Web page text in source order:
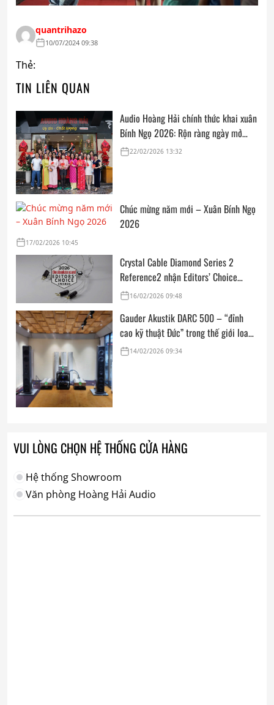
quantrihazo
10/07/2024 09:38
Thẻ:
TIN LIÊN QUAN
Audio Hoàng Hải chính thức khai xuân
Bính Ngọ 2026: Rộn ràng ngày mở
cửa, trọn vẹn lời chúc đầu năm
22/02/2026 13:32
Chúc mừng năm mới – Xuân Bính Ngọ
2026
17/02/2026 10:45
Crystal Cable Diamond Series 2
Reference2 nhận Editors’ Choice
Award: Dedicated Audio 2026 từ The
16/02/2026 09:48
Gauder Akustik DARC 500 – “đỉnh
cao kỹ thuật Đức” trong thế giới loa
hi-end tham chiếu
14/02/2026 09:34
VUI LÒNG CHỌN HỆ THỐNG CỬA HÀNG
Hệ thống Showroom
Văn phòng Hoàng Hải Audio